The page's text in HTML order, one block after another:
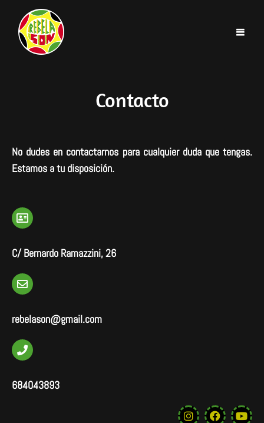
Contacto
No dudes en contactarnos para cualquier duda que tengas.
Estamos a tu disposición.
C/ Bernardo Ramazzini, 26
rebelason@gmail.com
684043893